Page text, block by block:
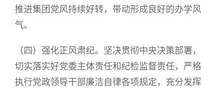
推进集团党风持续好转，带动形成良好的办学风
气。
（四）强化正风肃纪。坚决贯彻中央决策部署，
切实落实好党委主体责任和纪检监督责任，严格
执行党政领导干部廉洁自律各项规定，充分发挥